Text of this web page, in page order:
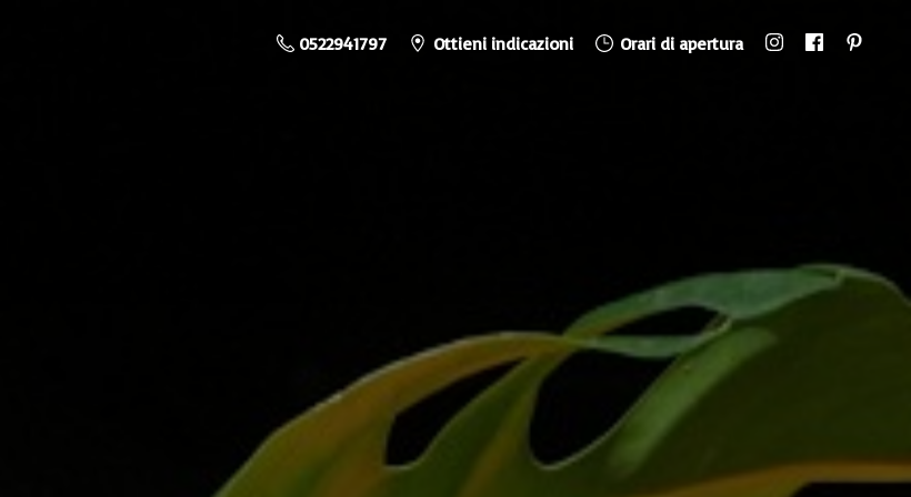
0522941797 Ottieni indicazioni Orari di apertura